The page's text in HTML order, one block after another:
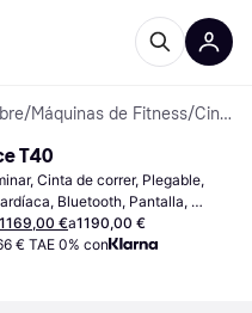
/Máquinas de Fitness/ Cintas de correr
T40
Cinta de correr, Plegable,
Bluetooth, Pantalla,
USB
1169,00 €a1190,00 €
€ TAE 0% con